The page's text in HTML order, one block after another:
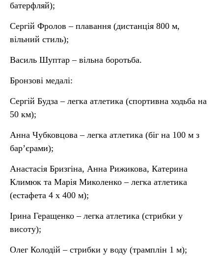
батерфляй);
Сергій Фролов – плавання (дистанція 800 м,
вільний стиль);
Василь Шуптар – вільна боротьба.
Бронзові медалі:
Сергій Будза – легка атлетика (спортивна ходьба на
50 км);
Анна Чубковцова – легка атлетика (біг на 100 м з
бар’єрами);
Анастасія Бризгіна, Анна Рижикова, Катерина
Климюк та Марія Миколенко – легка атлетика
(естафета 4 х 400 м);
Ірина Геращенко – легка атлетика (стрибки у
висоту);
Олег Колодій – стрибки у воду (трамплін 1 м);